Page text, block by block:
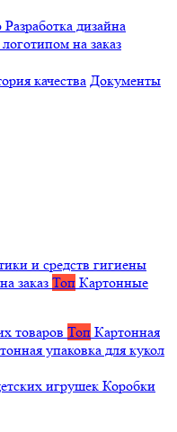
Разработка дизайна
на заказ
качества Документы
и средств гигиены
заказ Топ Картонные
товаров Топ Картонная
упаковка для кукол
игрушек Коробки